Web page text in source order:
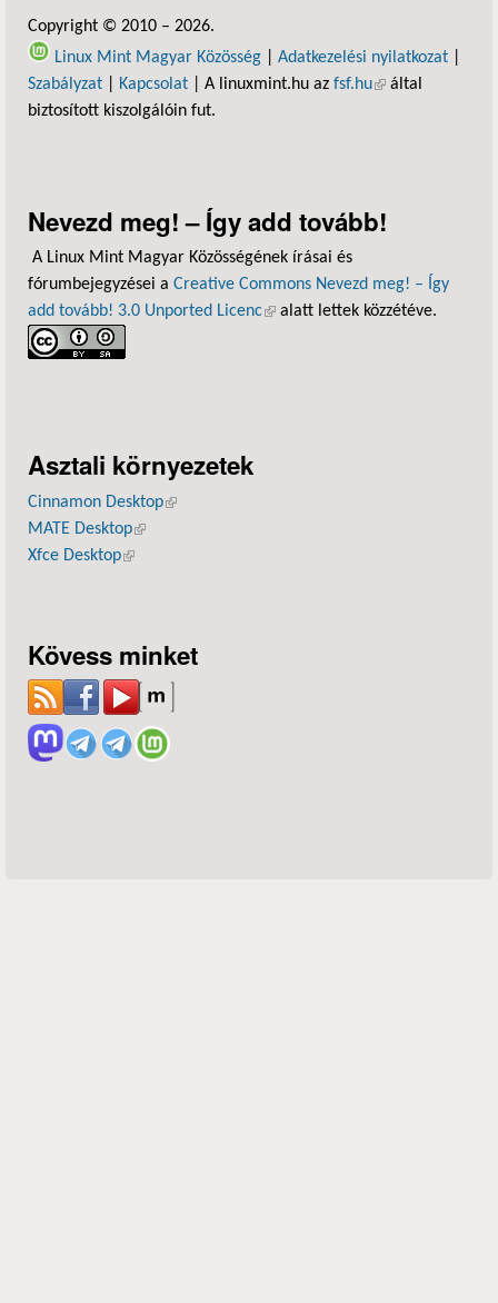
Copyright © 2010 – 2026.
Linux Mint Magyar Közösség
Adatkezelési nyilatkozat
Szabályzat
Kapcsolat | A linuxmint.hu az fsf.hu(külső hivatkozás)
által
biztosított kiszolgálóin fut.
Nevezd meg! – Így add tovább!
A Linux Mint Magyar Közösségének írásai és
fórumbejegyzései a Creative Commons Nevezd meg! – Így
add tovább! 3.0 Unported Licenc(külső hivatkozás)
alatt lettek közzétéve.
Asztali környezetek
Cinnamon Desktop(külső hivatkozás)
MATE Desktop(külső hivatkozás)
Xfce Desktop(külső hivatkozás)
Kövess minket